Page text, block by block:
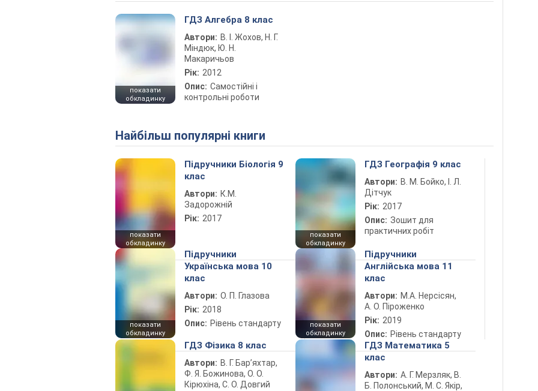
показати
обкладинку
ГДЗ Алгебра 8 клас
Автори: В. І. Жохов, Н. Г.
Міндюк, Ю. Н.
Макаричьов
Рік: 2012
Опис: Самостійні і
контрольні роботи
Найбільш популярні книги
показати
обкладинку
Підручники Біологія 9
клас
Автори: К.М.
Задорожній
Рік: 2017
показати
обкладинку
ГДЗ Географія 9 клас
Автори: В. М. Бойко, І. Л.
Дітчук
Рік: 2017
Опис: Зошит для
практичних робіт
показати
обкладинку
Підручники
Українська мова 10
клас
Автори: О. П. Глазова
Рік: 2018
Опис: Рівень стандарту
показати
обкладинку
Підручники
Англійська мова 11
клас
Автори: М.А. Нерсісян,
А. О. Піроженко
Рік: 2019
Опис: Рівень стандарту
ГДЗ Фізика 8 клас
Автори: В. Г. Бар’яхтар,
Ф. Я. Божинова, О. О.
Кірюхіна, С. О. Довгий
ГДЗ Математика 5
клас
Автори: А. Г. Мерзляк, В.
Б. Полонський, М. С. Якір,